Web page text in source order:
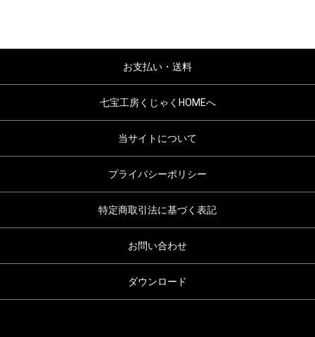
お支払い・送料
七宝工房くじゃくHOMEへ
当サイトについて
プライバシーポリシー
特定商取引法に基づく表記
お問い合わせ
ダウンロード